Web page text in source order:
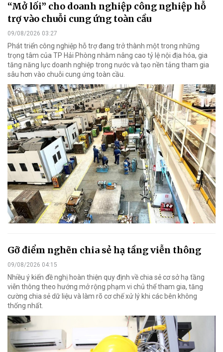
“Mở lối” cho doanh nghiệp công nghiệp hỗ
trợ vào chuỗi cung ứng toàn cầu
09/08/2026 03:27
Phát triển công nghiệp hỗ trợ đang trở thành một trong những
trọng tâm của TP Hải Phòng nhằm nâng cao tỷ lệ nội địa hóa, gia
tăng năng lực doanh nghiệp trong nước và tạo nền tảng tham gia
sâu hơn vào chuỗi cung ứng toàn cầu.
Gỡ điểm nghẽn chia sẻ hạ tầng viễn thông
09/08/2026 04:15
Nhiều ý kiến đề nghị hoàn thiện quy định về chia sẻ cơ sở hạ tầng
viễn thông theo hướng mở rộng phạm vi chủ thể tham gia, tăng
cường chia sẻ dữ liệu và làm rõ cơ chế xử lý khi các bên không
thống nhất.